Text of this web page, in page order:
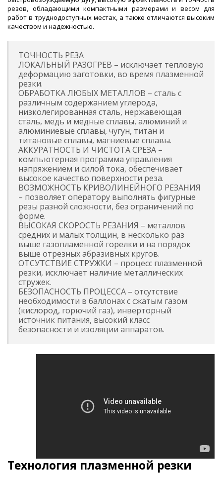
резов, обладающими компактными размерами и весом для
работ в труднодоступных местах, а также отличаются высоким
качеством и надежностью.
ТОЧНОСТЬ РЕЗА
ЛОКАЛЬНЫЙ РАЗОГРЕВ – исключает тепловую
деформацию заготовки, во время плазменной
резки.
ОБРАБОТКА ЛЮБЫХ МЕТАЛЛОВ – сталь с
различным содержанием углерода,
низколегированная сталь, нержавеющая
сталь, медь и медные сплавы, алюминий и
алюминиевые сплавы, чугун, титан и
титановые сплавы, магниевые сплавы.
АККУРАТНОСТЬ И ЧИСТОТА СРЕЗА –
компьютерная программа управления
напряжением и силой тока, обеспечивает
высокое качество поверхности реза.
ВОЗМОЖНОСТЬ КРИВОЛИНЕЙНОГО РЕЗАНИЯ
– позволяет оператору выполнять фигурные
резы разной сложности, без ограничений по
форме.
ВЫСОКАЯ СКОРОСТЬ РЕЗАНИЯ – металлов
средних и малых толщин, в несколько раз
выше газопламенной горелки и на порядок
выше отрезных абразивных кругов.
ОТСУТСТВИЕ СТРУЖКИ – процесс плазменной
резки, исключает наличие металлических
стружек.
БЕЗОПАСНОСТЬ ПРОЦЕССА – отсутствие
необходимости в баллонах с сжатым газом
(кислород, горючий газ), инверторный
источник питания, высокий класс
безопасности и изоляции аппаратов.
Технология плазменной резки